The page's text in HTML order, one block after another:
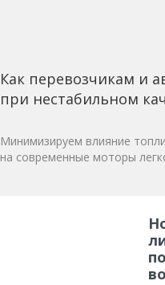
Как перевозчикам и
при нестабильном
Минимизируем влияние
на современные моторы